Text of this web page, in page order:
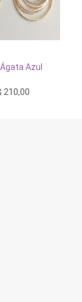
AOAzul
210,00